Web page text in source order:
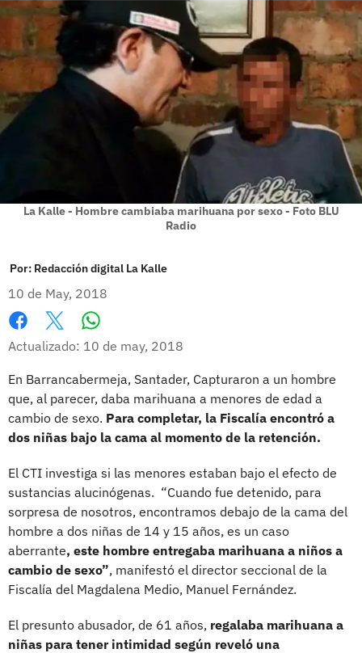
La Kalle - Hombre cambiaba marihuana por sexo - Foto BLU
Radio
Por: Redacción digital La Kalle
10 de May, 2018
Facebook
X
Actualizado: 10 de may, 2018
En Barrancabermeja, Santader, Capturaron a un hombre
que, al parecer, daba marihuana a menores de edad a
cambio de sexo. Para completar, la Fiscalía encontró a
dos niñas bajo la cama al momento de la retención.
El CTI investiga si las menores estaban bajo el efecto de
sustancias alucinógenas. “Cuando fue detenido, para
sorpresa de nosotros, encontramos debajo de la cama del
hombre a dos niñas de 14 y 15 años, es un caso
aberrante, este hombre entregaba marihuana a niños a
cambio de sexo”, manifestó el director seccional de la
Fiscalía del Magdalena Medio, Manuel Fernández.
El presunto abusador, de 61 años, regalaba marihuana a
niñas para tener intimidad según reveló una